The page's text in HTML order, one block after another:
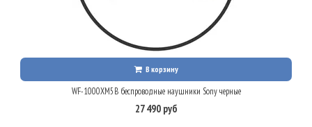
В корзину
WF-1000XM5B беспроводные наушники Sony черные
27 490 руб